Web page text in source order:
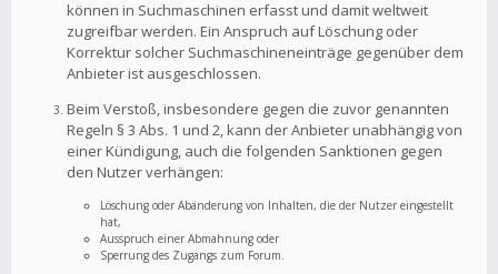
können in Suchmaschinen erfasst und damit weltweit
zugreifbar werden. Ein Anspruch auf Löschung oder
Korrektur solcher Suchmaschineneinträge gegenüber dem
Anbieter ist ausgeschlossen.
Beim Verstoß, insbesondere gegen die zuvor genannten
Regeln § 3 Abs. 1 und 2, kann der Anbieter unabhängig von
einer Kündigung, auch die folgenden Sanktionen gegen
den Nutzer verhängen:
Löschung oder Abänderung von Inhalten, die der Nutzer eingestellt
hat,
Ausspruch einer Abmahnung oder
Sperrung des Zugangs zum Forum.